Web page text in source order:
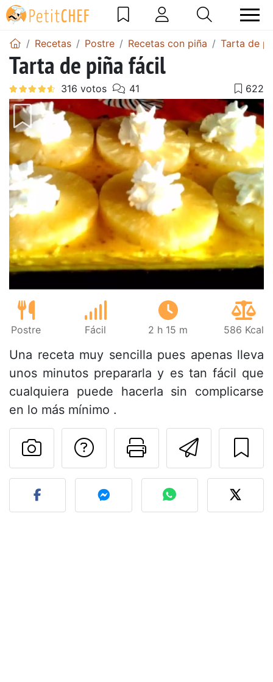
Recetas Postre Recetas con piña Tarta de
Tarta de piña fácil
Postre Fácil 2 h 15 m 586 Kcal
Una receta muy sencilla pues apenas lleva
unos minutos prepararla y es tan fácil que
cualquiera puede hacerla sin complicarse
en lo más mínimo .
Imprimir
Preguntar al autor
Publicar la foto de esta